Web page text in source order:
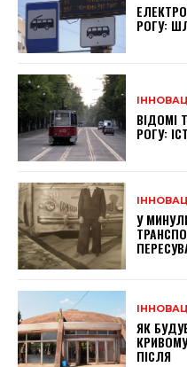
РОГУ:
ВІДОМІ
РОГУ:
У
ЯК
ПІСЛЯ